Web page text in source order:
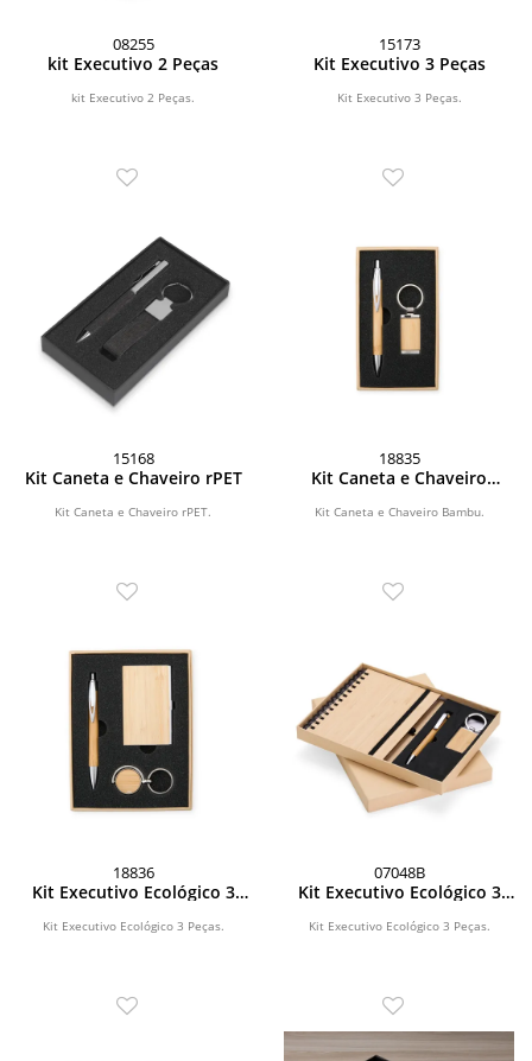
08255
kit Executivo 2 Peças
kit Executivo 2 Peças.
15173
Kit Executivo 3 Peças
Kit Executivo 3 Peças.
15168
Kit Caneta e Chaveiro rPET
Kit Caneta e Chaveiro rPET.
18835
Kit Caneta e Chaveiro
Kit Caneta e Chaveiro Bambu.
18836
Kit Executivo Ecológico 3
Kit Executivo Ecológico 3 Peças.
07048B
Kit Executivo Ecológico 3
Kit Executivo Ecológico 3 Peças.